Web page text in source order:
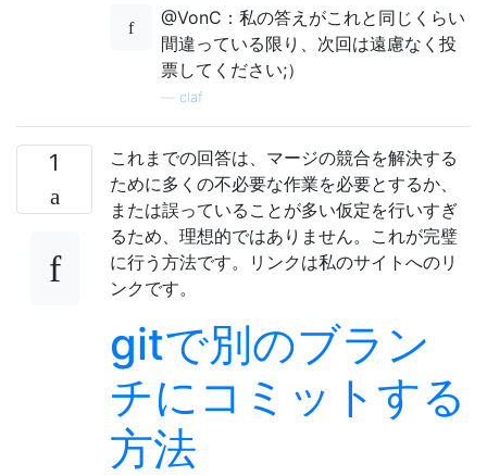
@VonC：私の答えがこれと同じくらい
間違っている限り、次回は遠慮なく投
票してください;）
claf
1
これまでの回答は、マージの競合を解決する
ために多くの不必要な作業を必要とするか、
または誤っていることが多い仮定を行いすぎ
るため、理想的ではありません。これが完璧
に行う方法です。リンクは私のサイトへのリ
ンクです。
gitで別のブラン
チにコミットする
方法